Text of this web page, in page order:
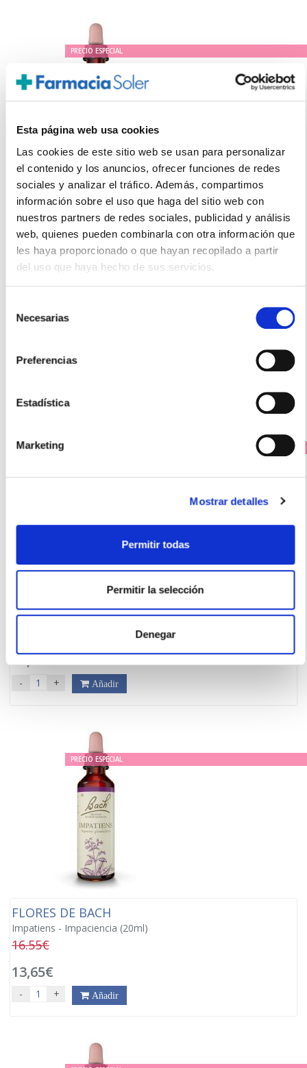
Esta página web usa cookies
Las cookies de este sitio web se usan para personalizar
el contenido y los anuncios, ofrecer funciones de redes
sociales y analizar el tráfico. Además, compartimos
información sobre el uso que haga del sitio web con
nuestros partners de redes sociales, publicidad y análisis
web, quienes pueden combinarla con otra información que
les haya proporcionado o que hayan recopilado a partir
del uso que haya hecho de sus servicios.
Necesarias
Preferencias
Estadística
Marketing
Mostrar detalles
Permitir todas
Permitir la selección
Denegar
PRECIO ESPECIAL
FLORES DE BACH
SCLERANTHUS - Escleranto (20ml)
16.55€
13,65€
Los clientes que compraron este producto
Gentian - Genciana (20ml)
13,65€
- + Añadir
PRECIO ESPECIAL
FLORES DE BACH
Impatiens - Impaciencia (20ml)
16.55€
13,65€
- + Añadir